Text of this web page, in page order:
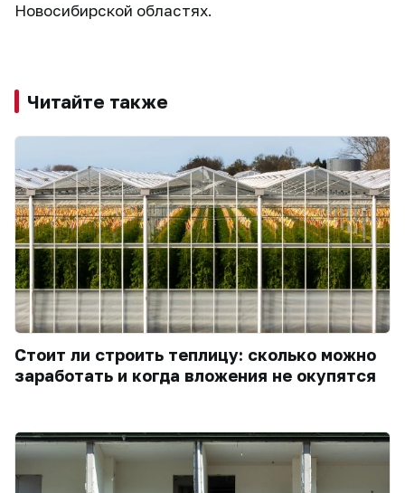
Новосибирской областях.
Читайте также
Стоит ли строить теплицу: сколько можно
заработать и когда вложения не окупятся